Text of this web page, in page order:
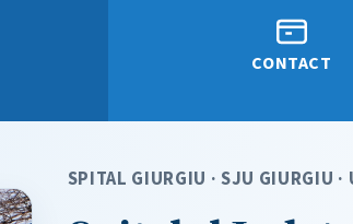
CONTACT
SPITAL GIURGIU · SJU GIURGIU